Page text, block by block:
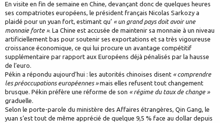
En visite en fin de semaine en Chine, devançant donc de quelques heures
ses compatriotes européens, le président français Nicolas Sarkozy a
plaidé pour un yuan fort, estimant qu’ « un grand pays doit avoir une
monnaie forte ». La Chine est accusée de maintenir sa monnaie à un niveau
artificiellement bas pour soutenir ses exportations et sa très vigoureuse
croissance économique, ce qui lui procure un avantage compétitif
supplémentaire par rapport aux Européens déjà pénalisés par la hausse
de l’euro.
Pékin a répondu aujourd’hui : les autorités chinoises disent « comprendre
les préoccupations européennes »mais elles refusent tout changement
brusque. Pékin préfère une réforme de son « régime du taux de change »
graduelle.
Selon le porte-parole du ministère des Affaires étrangères, Qin Gang, le
yuan s’est tout de même apprécié de quelque 9,5 % face au dollar depuis